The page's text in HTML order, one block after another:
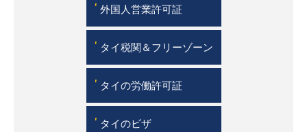
' 外国人営業許可証
' タイ税関＆フリーゾーン
' タイの労働許可証
' タイのビザ